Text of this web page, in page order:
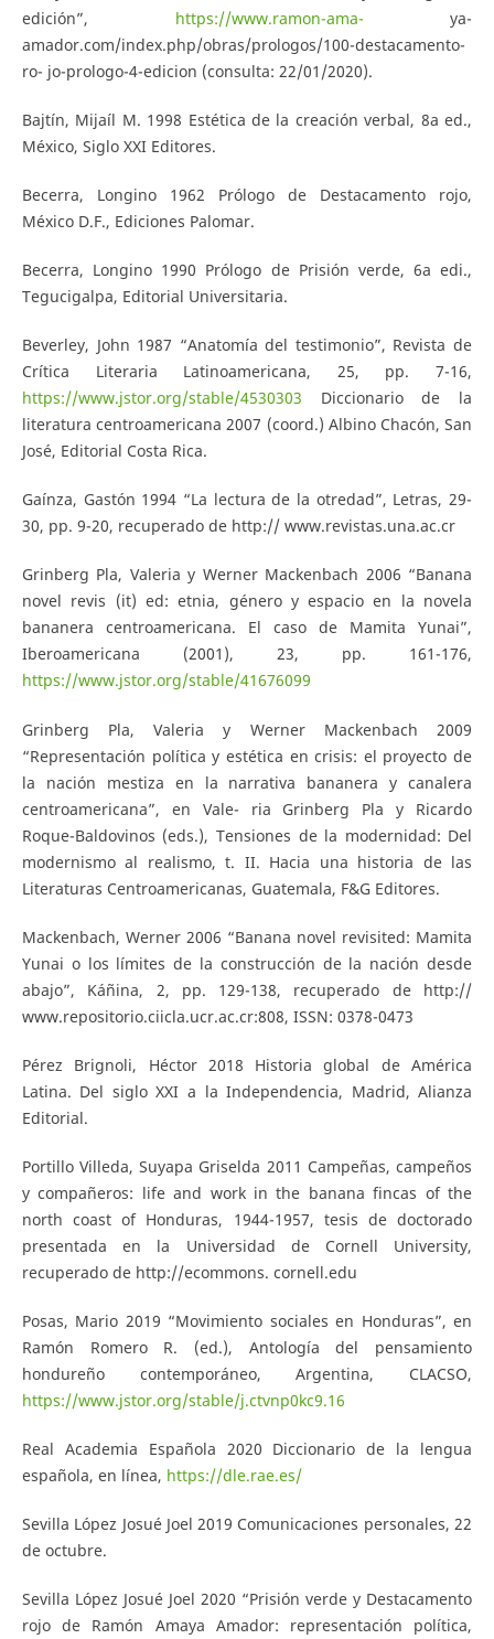
edición”, https://www.ramon-ama- ya-
amador.com/index.php/obras/prologos/100-destacamento-
ro- jo-prologo-4-edicion (consulta: 22/01/2020).
Bajtín, Mijaíl M. 1998 Estética de la creación verbal, 8a ed.,
México, Siglo XXI Editores.
Becerra, Longino 1962 Prólogo de Destacamento rojo,
México D.F., Ediciones Palomar.
Becerra, Longino 1990 Prólogo de Prisión verde, 6a edi.,
Tegucigalpa, Editorial Universitaria.
Beverley, John 1987 “Anatomía del testimonio”, Revista de
Crítica Literaria Latinoamericana, 25, pp. 7-16,
https://www.jstor.org/stable/4530303 Diccionario de la
literatura centroamericana 2007 (coord.) Albino Chacón, San
José, Editorial Costa Rica.
Gaínza, Gastón 1994 “La lectura de la otredad”, Letras, 29-
30, pp. 9-20, recuperado de http:// www.revistas.una.ac.cr
Grinberg Pla, Valeria y Werner Mackenbach 2006 “Banana
novel revis (it) ed: etnia, género y espacio en la novela
bananera centroamericana. El caso de Mamita Yunai”,
Iberoamericana (2001), 23, pp. 161-176,
https://www.jstor.org/stable/41676099
Grinberg Pla, Valeria y Werner Mackenbach 2009
“Representación política y estética en crisis: el proyecto de
la nación mestiza en la narrativa bananera y canalera
centroamericana”, en Vale- ria Grinberg Pla y Ricardo
Roque-Baldovinos (eds.), Tensiones de la modernidad: Del
modernismo al realismo, t. II. Hacia una historia de las
Literaturas Centroamericanas, Guatemala, F&G Editores.
Mackenbach, Werner 2006 “Banana novel revisited: Mamita
Yunai o los límites de la construcción de la nación desde
abajo”, Káñina, 2, pp. 129-138, recuperado de http://
www.repositorio.ciicla.ucr.ac.cr:808, ISSN: 0378-0473
Pérez Brignoli, Héctor 2018 Historia global de América
Latina. Del siglo XXI a la Independencia, Madrid, Alianza
Editorial.
Portillo Villeda, Suyapa Griselda 2011 Campeñas, campeños
y compañeros: life and work in the banana fincas of the
north coast of Honduras, 1944-1957, tesis de doctorado
presentada en la Universidad de Cornell University,
recuperado de http://ecommons. cornell.edu
Posas, Mario 2019 “Movimiento sociales en Honduras”, en
Ramón Romero R. (ed.), Antología del pensamiento
hondureño contemporáneo, Argentina, CLACSO,
https://www.jstor.org/stable/j.ctvnp0kc9.16
Real Academia Española 2020 Diccionario de la lengua
española, en línea, https://dle.rae.es/
Sevilla López Josué Joel 2019 Comunicaciones personales, 22
de octubre.
Sevilla López Josué Joel 2020 “Prisión verde y Destacamento
rojo de Ramón Amaya Amador: representación política,